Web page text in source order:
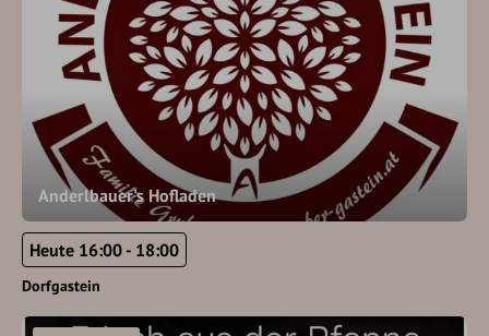
Anderlbauer's Hofladen
Heute 16:00 - 18:00
Dorfgastein